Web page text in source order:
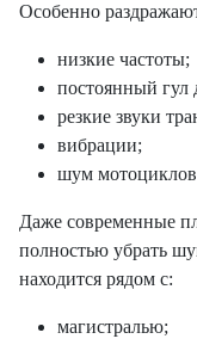
Особенно
низкие частоты;
постоянный гул
резкие звуки
вибрации;
шум мотоциклов
Даже современные
полностью убрать
находится рядом с:
магистралью;